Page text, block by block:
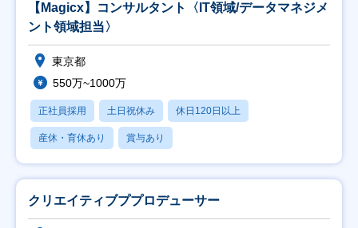
【Magicx】コンサルタント〈IT領域/データマネジメ
ント領域担当〉
東京都
550万~1000万
正社員採用 土日祝休み 休日120日以上
産休・育休あり 賞与あり
クリエイティブププロデューサー